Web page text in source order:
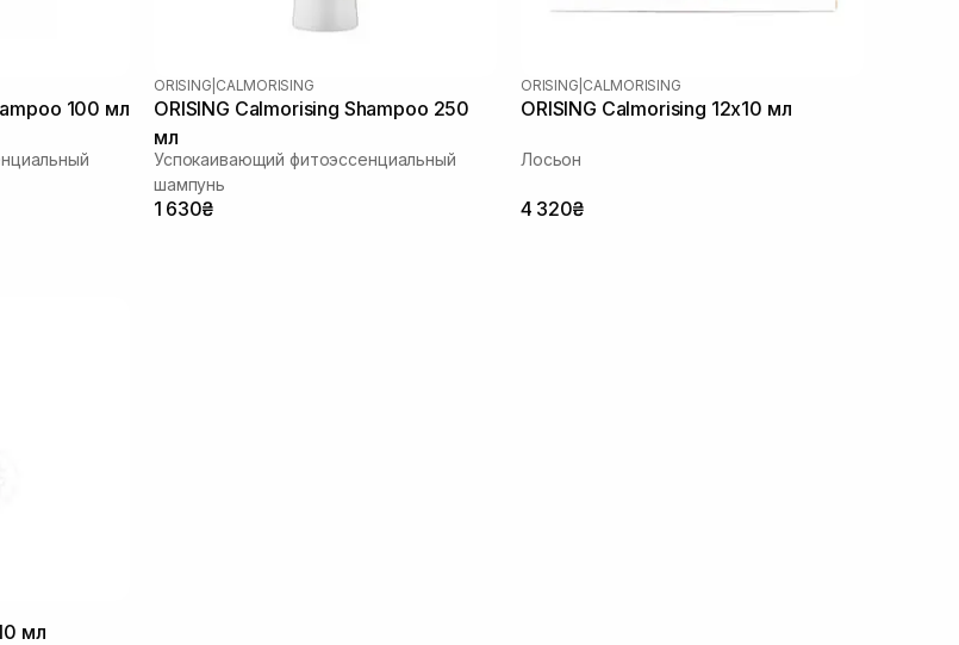
100 мл
ORISING CALMORISING
ORISING Calmorising Shampoo 250
мл
Успокаивающий фитоэссенциальный
шампунь
1 630₴
ORISING CALMORISING
ORISING Calmorising 12х10 мл
Лосьон
4 320₴
мл